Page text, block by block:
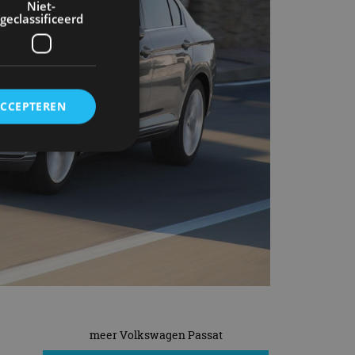
meer Volkswagen Passat
Niet-
geclassificeerd
en
om